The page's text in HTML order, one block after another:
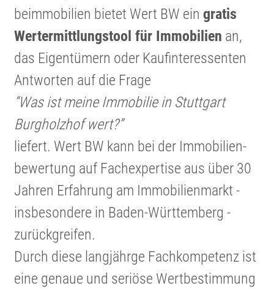
beim­mo­bi­lien bietet Wert BW ein gratis
Werter­mitt­lungs­tool für Immobi­lien an,
das Eigen­tü­mern oder Kaufin­ter­es­senten
Antworten auf die Frage
“Was ist meine Immobilie in Stuttgart
Burgholzhof wert?”
liefert. Wert BW kann bei der Immobi­li­en­
be­wer­tung auf Fachex­per­tise aus über 30
Jahren Erfahrung am Immobi­li­en­markt -
insbe­son­dere in Baden-Württem­berg -
zurück­greifen.
Durch diese langjährge Fachkom­pe­tenz ist
eine genaue und seriöse Wertbe­stim­mung